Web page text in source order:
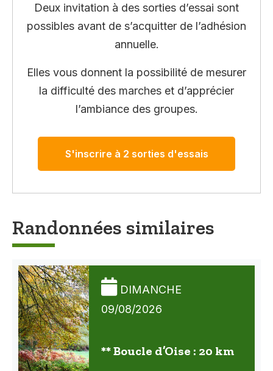
Deux invitation à des sorties d’essai sont
possibles avant de s’acquitter de l’adhésion
annuelle.
Elles vous donnent la possibilité de mesurer
la difficulté des marches et d’apprécier
l’ambiance des groupes.
S'inscrire à 2 sorties d'essais
Randonnées similaires
DIMANCHE
09/08/2026
** Boucle d’Oise : 20 km